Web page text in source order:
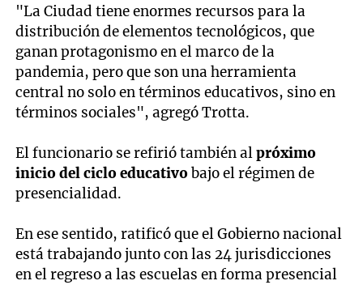
"La Ciudad tiene enormes recursos para la
distribución de elementos tecnológicos, que
ganan protagonismo en el marco de la
pandemia, pero que son una herramienta
central no solo en términos educativos, sino en
términos sociales", agregó Trotta.
El funcionario se refirió también alpróximo
inicio del ciclo educativobajo el régimen de
presencialidad.
En ese sentido, ratificó que el Gobierno nacional
está trabajando junto con las 24 jurisdicciones
en el regreso a las escuelas en forma presencial